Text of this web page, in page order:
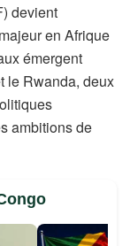
devient
en Afrique
émergent
le Rwanda, deux
ambitions de